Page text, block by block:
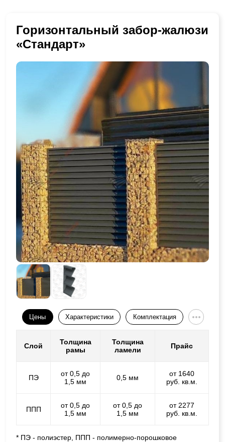
Горизонтальный забор-жалюзи
«Стандарт»
Цены Характеристики Комплектация
Слой
Толщина
рамы
Толщина
ламели
Прайс
ПЭ
от 0,5 до
1,5 мм
0,5 мм
от 1640
руб. кв.м.
ППП
от 0,5 до
1,5 мм
от 0,5 до
1,5 мм
от 2277
руб. кв.м.
* ПЭ - полиэстер, ППП - полимерно-порошковое